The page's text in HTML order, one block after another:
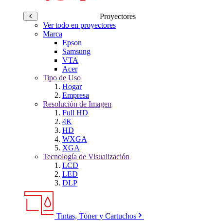
Proyectores
Ver todo en proyectores
Marca
Epson
Samsung
VTA
Acer
Tipo de Uso
Hogar
Empresa
Resolución de Imagen
Full HD
4K
HD
WXGA
XGA
Tecnología de Visualización
LCD
LED
DLP
Tintas, Tóner y Cartuchos